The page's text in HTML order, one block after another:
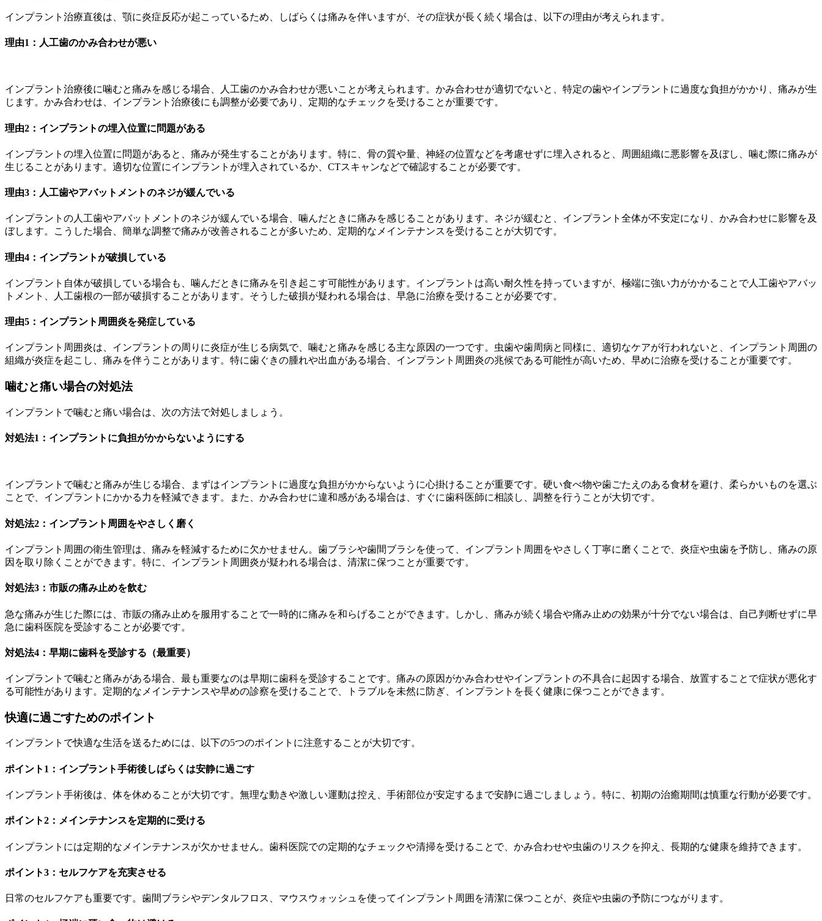
インプラント治療直後は、顎に炎症反応が起こっているため、しばらくは痛みを伴いますが、その症状が長く続く場合は、以下の理由が考えられます。
理由1：人工歯のかみ合わせが悪い
インプラント治療後に噛むと痛みを感じる場合、人工歯のかみ合わせが悪いことが考えられます。かみ合わせが適切でないと、特定の歯やインプラントに過度な負担がかかり、痛みが生
じます。かみ合わせは、インプラント治療後にも調整が必要であり、定期的なチェックを受けることが重要です。
理由2：インプラントの埋入位置に問題がある
インプラントの埋入位置に問題があると、痛みが発生することがあります。特に、骨の質や量、神経の位置などを考慮せずに埋入されると、周囲組織に悪影響を及ぼし、噛む際に痛みが
生じることがあります。適切な位置にインプラントが埋入されているか、CTスキャンなどで確認することが必要です。
理由3：人工歯やアバットメントのネジが緩んでいる
インプラントの人工歯やアバットメントのネジが緩んでいる場合、噛んだときに痛みを感じることがあります。ネジが緩むと、インプラント全体が不安定になり、かみ合わせに影響を及
ぼします。こうした場合、簡単な調整で痛みが改善されることが多いため、定期的なメインテナンスを受けることが大切です。
理由4：インプラントが破損している
インプラント自体が破損している場合も、噛んだときに痛みを引き起こす可能性があります。インプラントは高い耐久性を持っていますが、極端に強い力がかかることで人工歯やアバッ
トメント、人工歯根の一部が破損することがあります。そうした破損が疑われる場合は、早急に治療を受けることが必要です。
理由5：インプラント周囲炎を発症している
インプラント周囲炎は、インプラントの周りに炎症が生じる病気で、噛むと痛みを感じる主な原因の一つです。虫歯や歯周病と同様に、適切なケアが行われないと、インプラント周囲の
組織が炎症を起こし、痛みを伴うことがあります。特に歯ぐきの腫れや出血がある場合、インプラント周囲炎の兆候である可能性が高いため、早めに治療を受けることが重要です。
噛むと痛い場合の対処法
インプラントで噛むと痛い場合は、次の方法で対処しましょう。
対処法1：インプラントに負担がかからないようにする
インプラントで噛むと痛みが生じる場合、まずはインプラントに過度な負担がかからないように心掛けることが重要です。硬い食べ物や歯ごたえのある食材を避け、柔らかいものを選ぶ
ことで、インプラントにかかる力を軽減できます。また、かみ合わせに違和感がある場合は、すぐに歯科医師に相談し、調整を行うことが大切です。
対処法2：インプラント周囲をやさしく磨く
インプラント周囲の衛生管理は、痛みを軽減するために欠かせません。歯ブラシや歯間ブラシを使って、インプラント周囲をやさしく丁寧に磨くことで、炎症や虫歯を予防し、痛みの原
因を取り除くことができます。特に、インプラント周囲炎が疑われる場合は、清潔に保つことが重要です。
対処法3：市販の痛み止めを飲む
急な痛みが生じた際には、市販の痛み止めを服用することで一時的に痛みを和らげることができます。しかし、痛みが続く場合や痛み止めの効果が十分でない場合は、自己判断せずに早
急に歯科医院を受診することが必要です。
対処法4：早期に歯科を受診する（最重要）
インプラントで噛むと痛みがある場合、最も重要なのは早期に歯科を受診することです。痛みの原因がかみ合わせやインプラントの不具合に起因する場合、放置することで症状が悪化す
る可能性があります。定期的なメインテナンスや早めの診察を受けることで、トラブルを未然に防ぎ、インプラントを長く健康に保つことができます。
快適に過ごすためのポイント
インプラントで快適な生活を送るためには、以下の5つのポイントに注意することが大切です。
ポイント1：インプラント手術後しばらくは安静に過ごす
インプラント手術後は、体を休めることが大切です。無理な動きや激しい運動は控え、手術部位が安定するまで安静に過ごしましょう。特に、初期の治癒期間は慎重な行動が必要です。
ポイント2：メインテナンスを定期的に受ける
インプラントには定期的なメインテナンスが欠かせません。歯科医院での定期的なチェックや清掃を受けることで、かみ合わせや虫歯のリスクを抑え、長期的な健康を維持できます。
ポイント3：セルフケアを充実させる
日常のセルフケアも重要です。歯間ブラシやデンタルフロス、マウスウォッシュを使ってインプラント周囲を清潔に保つことが、炎症や虫歯の予防につながります。